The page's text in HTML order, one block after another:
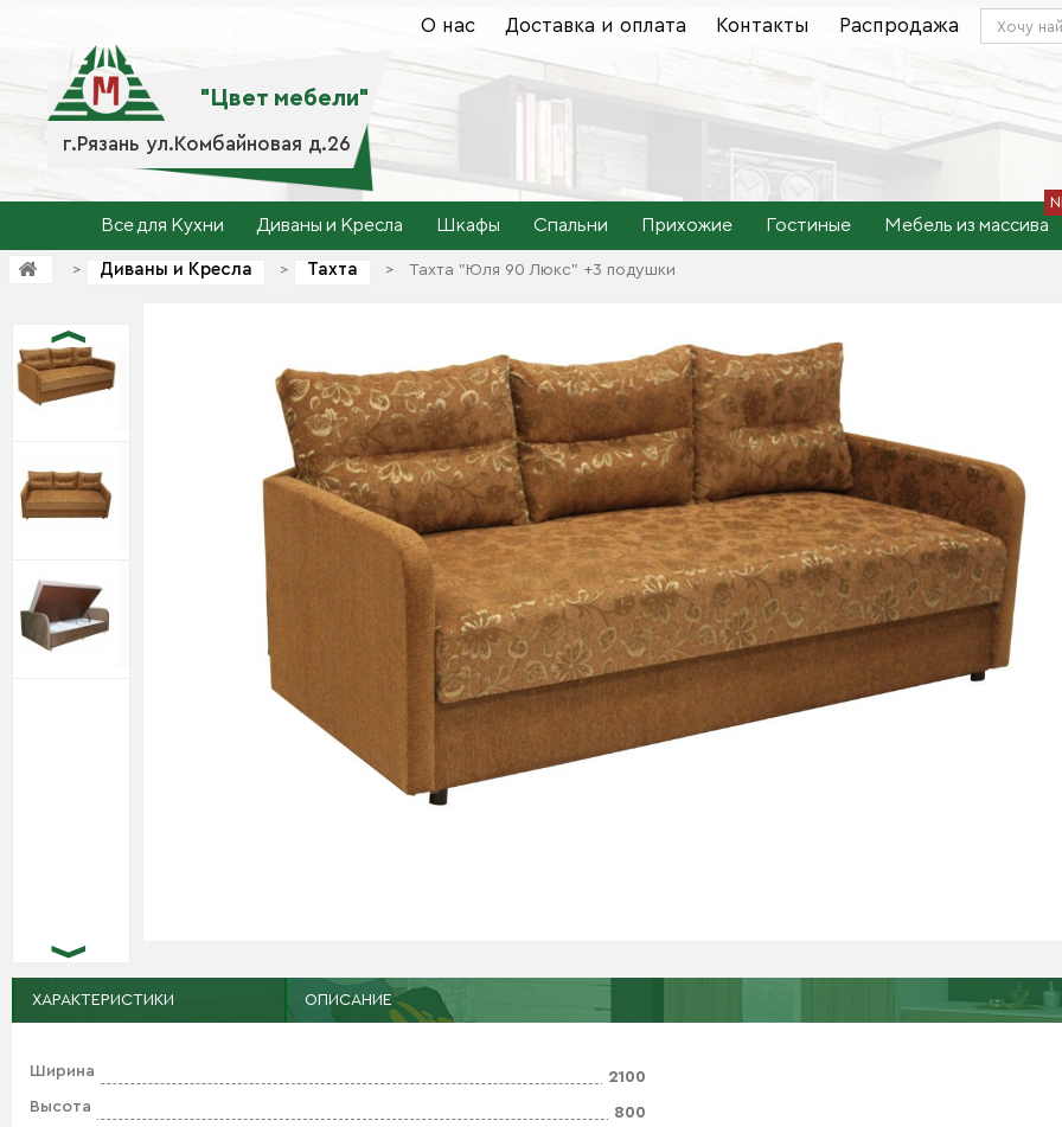
г.Рязань ул.Комбайновая д.26
"Цвет мебели"
О нас Доставка и оплата Контакты Распродажа
Все для Кухни Диваны и Кресла Шкафы Спальни Прихожие Гостиные Мебель из массива
> Диваны и Кресла > Тахта > Тахта "Юля 90 Люкс" +3 подушки
ХАРАКТЕРИСТИКИ ОПИСАНИЕ
Ширина
2100
Высота
800